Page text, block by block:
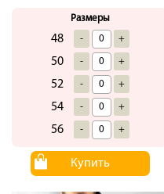
Размеры
48 - +
50 - +
52 - +
54 - +
56 - +
Купить